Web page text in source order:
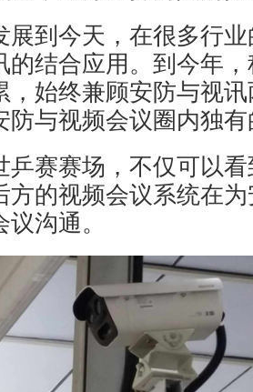
到今天，在很多行业
的结合应用。到今年
，始终兼顾安防与视
防与视频会议圈内独
赛赛场，不仅可以看
方的视频会议系统在
沟通。